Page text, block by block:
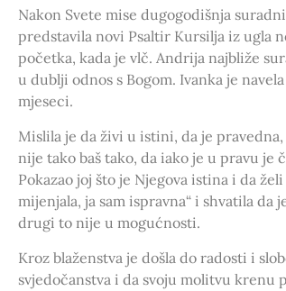
Nakon Svete mise dugogodišnja
predstavila novi Psaltir Kursilja iz ugla
početka, kada je vlč. Andrija najbliže
u dublji odnos s Bogom. Ivanka je
mjeseci.
Mislila je da živi u istini, da je
nije tako baš tako, da iako je u pravu je
Pokazao joj što je Njegova istina i da
mijenjala, ja sam ispravna“ i shvatila
drugi to nije u mogućnosti.
Kroz blaženstva je došla do radosti i
svjedočanstva i da svoju molitvu krenu